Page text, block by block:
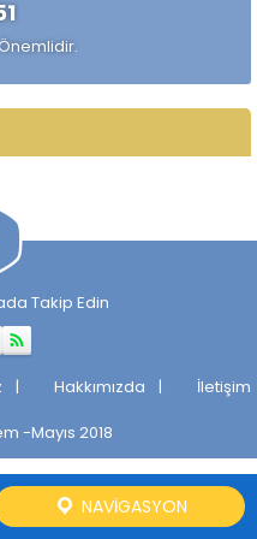
Takip Edin
Hakkımızda
İletişim
-Mayıs 2018
NAVIGASYON